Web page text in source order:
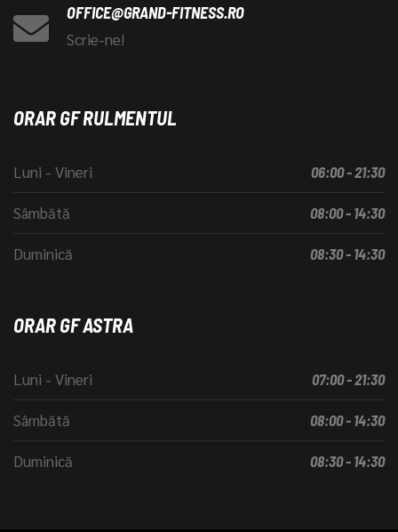
OFFICE@GRAND-FITNESS.RO
Scrie-ne!
ORAR GF RULMENTUL
Luni - Vineri 06:00 - 21:30
Sâmbătă 08:00 - 14:30
Duminică 08:30 - 14:30
ORAR GF ASTRA
Luni - Vineri 07:00 - 21:30
Sâmbătă 08:00 - 14:30
Duminică 08:30 - 14:30